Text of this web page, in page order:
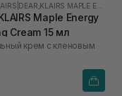
Maple Energy
Cream 15 мл
крем с кленовым